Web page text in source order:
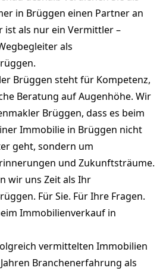
in Brüggen einen Partner an
ist als nur ein Vermittler –
als
Brüggen steht für Kompetenz,
Beratung auf Augenhöhe. Wir
Brüggen, dass es beim
Immobilie in Brüggen nicht
geht, sondern um
und Zukunftsträume.
wir uns Zeit als Ihr
Für Sie. Für Ihre Fragen.
Immobilienverkauf in
vermittelten Immobilien
Branchenerfahrung als